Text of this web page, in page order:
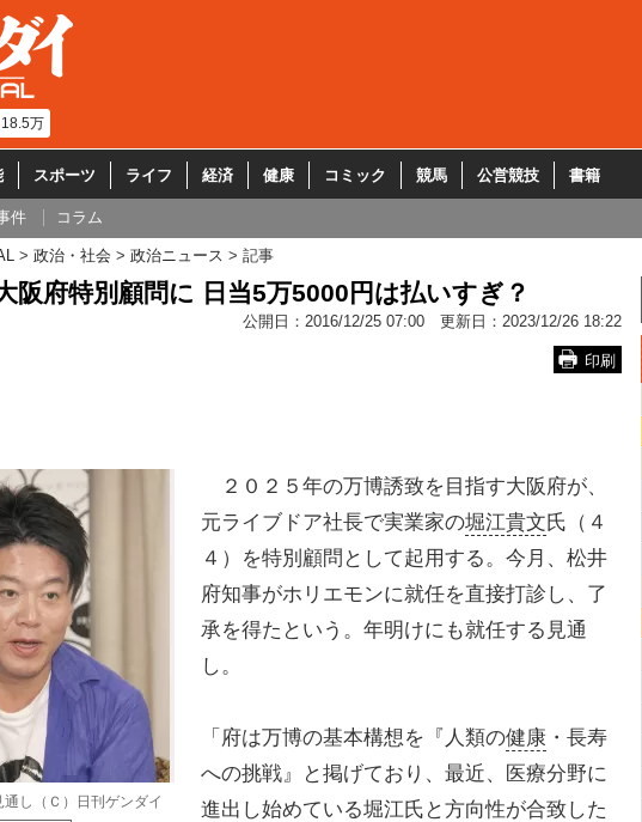
18.5万
スポーツ ライフ 経済 健康 コミック 競馬 公営競技 書籍
件 コラム
政治・社会 政治ニュース 記事
阪府特別顧問に 日当5万5000円は払いすぎ？
公開日： 2016/12/25 07:00 更新日： 2023/12/26 18:22
印刷
し（Ｃ）日刊ゲンダイ
２０２５年の万博誘致を目指す大阪府が、
元ライブドア社長で実業家の堀江貴文氏（４
４）を特別顧問として起用する。今月、松井
府知事がホリエモンに就任を直接打診し、了
承を得たという。年明けにも就任する見通
し。
「府は万博の基本構想を『人類の健康 ・長寿
への挑戦』と掲げており、最近、医療分野に
進出し始めている堀江氏と方向性が合致した